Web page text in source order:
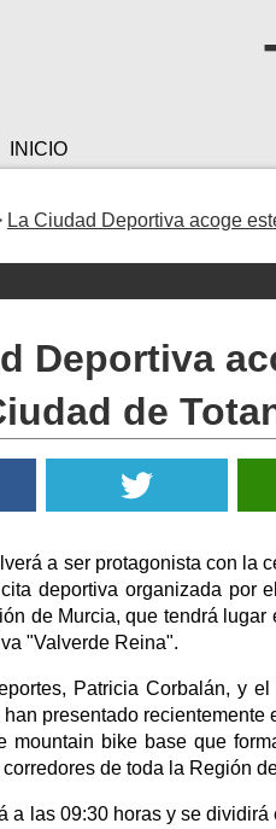
INICIO
La Ciudad Deportiva acoge
Deportiva
de
a ser protagonista con la
deportiva organizada por
de Murcia, que tendrá
"Valverde Reina".
Patricia Corbalán, y
presentado
mountain bike base que
de toda la Región
a las 09:30 horas y se